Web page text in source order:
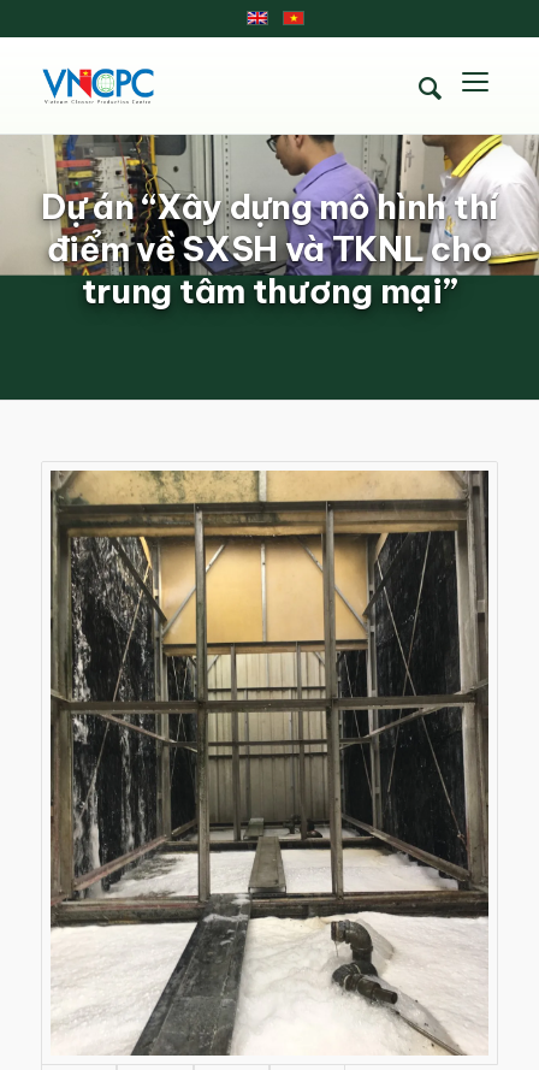
Dự án “Xây dựng mô hình thí
điểm về SXSH và TKNL cho
trung tâm thương mại”